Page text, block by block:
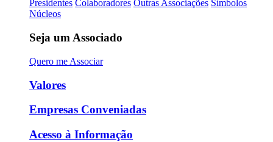
Presidentes Colaboradores Outras Associações Símbolos
Núcleos
Seja um Associado
Quero me Associar
Valores
Empresas Conveniadas
Acesso à Informação